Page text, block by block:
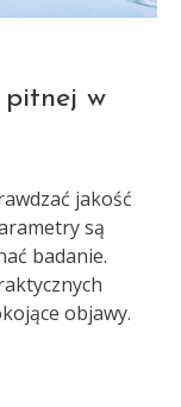
pitnej w
jakość
są
badanie.
objawy.